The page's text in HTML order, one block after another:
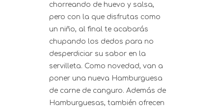
chorreando de huevo y salsa,
pero con la que disfrutas como
un niño, al final te acabarás
chupando los dedos para no
desperdiciar su sabor en la
servilleta. Como novedad, van a
poner una nueva Hamburguesa
de carne de canguro. Además de
Hamburguesas, también ofrecen